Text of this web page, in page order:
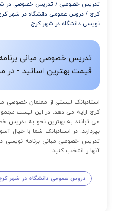
تدریس خصوصی / تدریس خصوصی در
کرج / دروس عمومی دانشگاه در شهر
نویسی دانشگاه در شهر کرج
تدریس خصوصی مبانی
قیمت بهترین اساتید - در
استادبانک لیستی از معلمان خصوصی
کرج ارایه می دهد. در این لیست
می توانند به بهترین نحو به تدریس
بپردازند. در استادبانک شما با خیال
تدریس خصوصی مبانی برنامه نویسی
آنها را انتخاب کنید.
دروس عمومی دانشگاه در شهر